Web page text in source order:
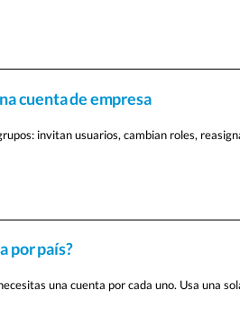
cuenta de empresa
invitan usuarios, cambian roles,
por país?
una cuenta por cada uno. Usa una